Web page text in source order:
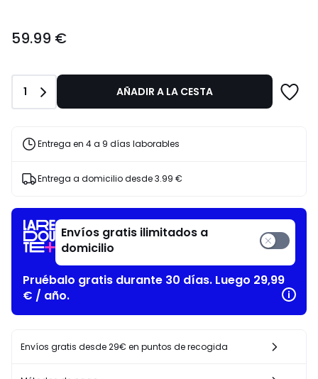
€.
59.99 €
Cantidad
1 AÑADIR A LA CESTA
Entrega en 4 a 9 días laborables
Entrega a domicilio desde3.99 €
Envíos gratis ilimitados a
domicilio
Pruébalo gratis durante 30 días. Luego 29,99
€ / año.
Envíos gratis desde 29€ en puntos de recogida